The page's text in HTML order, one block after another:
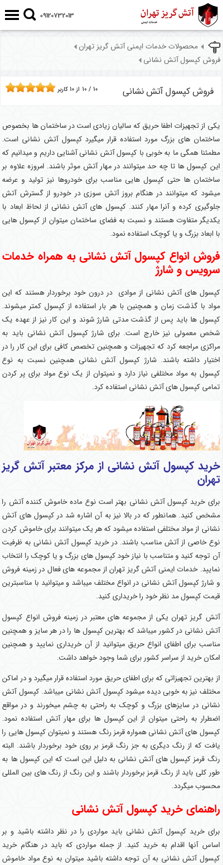
09120732013
محصولات خدمات ایمنی آتش گریز تهران
فروش کپسول آتش نشانی
فروش کپسول آتش نشانی 10 / 10 از 10کاربر
یکی از تجهیزات اطفا حریق که سالیان زیادی است در ساختمان ها بخصوص
ساختمان های بزرگ مورد استفاده قرار میگیرد کپسول آتش نشانی است.
مطمئنا همگی ما به خوبی با کپسول آتش نشانی آشنایی داریم و میدانیم که
این کپسول ها تا چه حد میتوانند در مهار آتش موثر باشند. امروزه علاوه بر
ساختمان ها حتی کپسول هایی مناسب برای خودروها نیز تولید و عرضه
میشود که میتوانند در هنگام بروز آتش سوزی در خودرو از گسترش آتش
جلوگیری کرده و آنرا مهار کنند. کپسول های آتش نشانی از لحاظ ابعاد با
یکدیگر متفاوت هستند و نسبت به فضای ساختمان میتوان از کپسول هایی
با ابعاد بزرگ و یا کوچک استفاده نمود.
فروش انواع کپسول آتش نشانی به همراه خدمات
سرویس و شارژ
کپسول های آتش نشانی از موادی در درون خود برخوردار هستند که این
مواد با گذشت زمان و همچنین با هر بار استفاده از کپسول کمتر میشوند.
کپسول ها باید پس از گذشت مدتی شارژ شوند و این کار نیز از عهده یک
شخص معمولی نیز خارج است. برای شارژ کپسول آتش نشانی باید به
مراکزی مراجعه کرد که تجهیزات و همچنین تخصص کافی برای این کار را در
اختیار داشته باشند. شارژ کپسول آتش نشانی همچنین نسبت به نوع
کپسول به مواد مختلفی نیاز دارد و نمیتوان از یک نوع مواد برای پر کردن
تمامی کپسول های آتش نشانی استفاده کرد.
خرید کپسول آتش نشانی از مرکز معتبر آتش گریز
تهران
برای خرید کپسول آتش نشانی بهتر است نوع ماده خاموش کننده آتش را
مشخص کنید. همانطور که در بالا نیز به آن اشاره شد در کپسول های آتش
نشانی از مواد مختلفی استفاده میشود که هر یک میتوانند برای خاموش کردن
نوع خاصی از آتش مناسب باشند. در خرید کپسول آتش نشانی به ظرفیت
آن توجه کنید و متناسب با نیاز خود کپسول های بزرگ و یا کوچک را انتخاب
نمایید. خدمات ایمنی آتش گریز تهران از مجموعه های فعال در زمینه فروش
و شارژ کپسول آتش نشانی در انواع مختلف میباشد و میتوانید با مناسبترین
قیمت کپسول مد نظر خود را خریداری کنید.
آتش گریز تهران یکی از مجموعه های معتبر در زمینه فروش انواع کپسول
آتش نشانی در کشور میباشد که بهترین کپسول ها را در هر سایز و همچنین
مناسب برای اطفای انواع حریق میتوانید از آن خریداری نمایید و همچنین
امکان خرید از سراسر کشور برای شما وجود خواهد داشت.
از بهترین تجهیزاتی که برای اطفای حریق مورد استفاده قرار میگیرد و در اماکن
مختلف نیز به خوبی دیده میشود کپسول آتش نشانی میباشد. کپسول آتش
نشانی در سایزهای بزرگ و کوچک به راحتی به چشم میخورند و در مواقع
اضطرار به راحتی میتوان از این کپسول ها برای مهار آتش استفاده نمود.
کپسول های آتش نشانی همواره قرمز رنگ هستند و نمیتوان کپسول هایی را
یافت که از رنگ دیگری به جز رنگ قرمز بر روی خود برخوردار باشند. البته
رنگ قرمز کپسول های آتش نشانی به دلیل این است که این کپسول ها به
طور کلی باید از رنگ قرمز برخوردار باشند و این رنگ از رنگ های بین المللی
محسوب میگردد.
راهنمای خرید کپسول آتش نشانی
برای خرید کپسول آتش نشانی باید مواردی را در نظر داشته باشید و بر
اساس آنها اقدام به خرید کنید. از جمله مواردی که باید در هنگام خرید
کپسول آتش نشانی به آن توجه داشته باشید میتوان به نوع مواد خاموش